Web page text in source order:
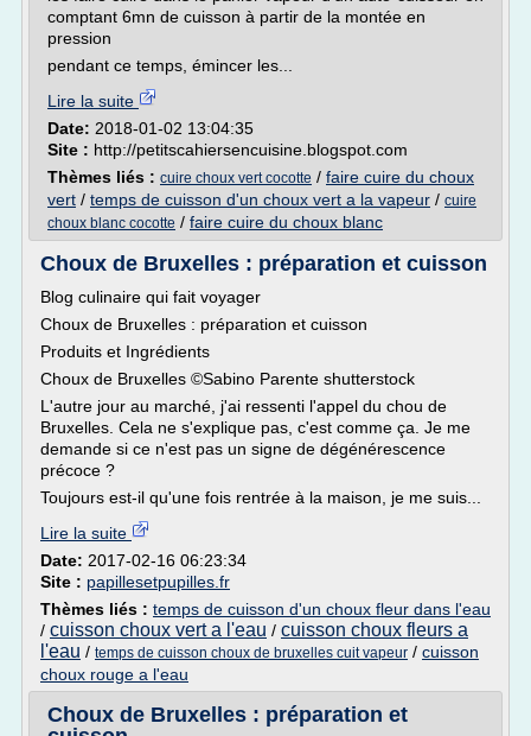
comptant 6mn de cuisson à partir de la montée en
pression
pendant ce temps, émincer les...
Lire la suite
Date: 2018-01-02 13:04:35
Site : http://petitscahiersencuisine.blogspot.com
Thèmes liés : cuire choux vert cocotte / faire cuire du choux
vert / temps de cuisson d'un choux vert a la vapeur / cuire
choux blanc cocotte / faire cuire du choux blanc
Choux de Bruxelles : préparation et cuisson
Blog culinaire qui fait voyager
Choux de Bruxelles : préparation et cuisson
Produits et Ingrédients
Choux de Bruxelles ©Sabino Parente shutterstock
L'autre jour au marché, j'ai ressenti l'appel du chou de
Bruxelles. Cela ne s'explique pas, c'est comme ça. Je me
demande si ce n'est pas un signe de dégénérescence
précoce ?
Toujours est-il qu'une fois rentrée à la maison, je me suis...
Lire la suite
Date: 2017-02-16 06:23:34
Site : papillesetpupilles.fr
Thèmes liés : temps de cuisson d'un choux fleur dans l'eau
/ cuisson choux vert a l'eau / cuisson choux fleurs a
l'eau / temps de cuisson choux de bruxelles cuit vapeur / cuisson
choux rouge a l'eau
Choux de Bruxelles : préparation et